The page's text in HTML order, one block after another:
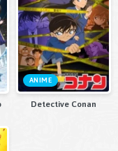
ANIME
Detective Conan